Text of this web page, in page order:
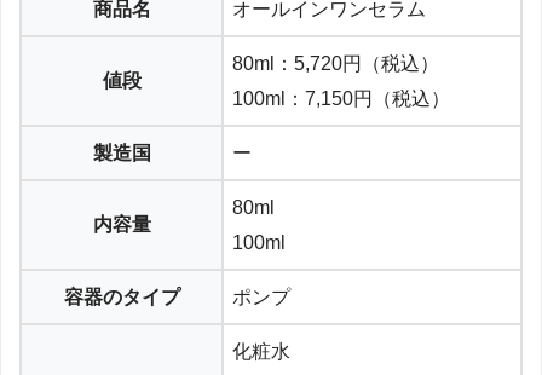
商品名 オールインワンセラム
値段
80ml：5,720円（税込）
100ml：7,150円（税込）
製造国 ー
内容量
80ml
100ml
容器のタイプ ポンプ
化粧水